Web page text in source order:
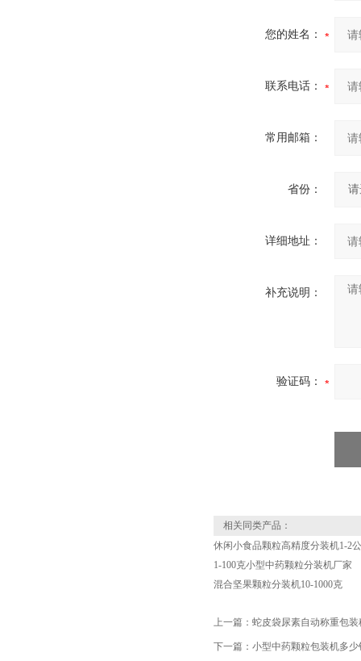
您的姓名：
联系电话：
常用邮箱：
省份：
详细地址：
补充说明：
验证码：
相关同类产品：
休闲小食品颗粒高精度分装机1-2
1-100克小型中药颗粒分装机厂家
混合坚果颗粒分装机10-1000克
上一篇： 蛇皮袋尿素自动称重包装
下一篇： 小型中药颗粒包装机多少